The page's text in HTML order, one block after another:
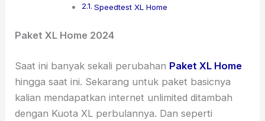
Speedtest XL Home
Paket XL Home 2024
Saat ini banyak sekali perubahan Paket XL Home
hingga saat ini. Sekarang untuk paket basicnya
kalian mendapatkan internet unlimited ditambah
dengan Kuota XL perbulannya. Dan seperti